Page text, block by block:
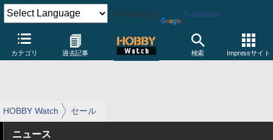
Powered by Translate
カテゴリ 過去記事 検索 Impressサイト
HOBBY Watch セール
ニュース